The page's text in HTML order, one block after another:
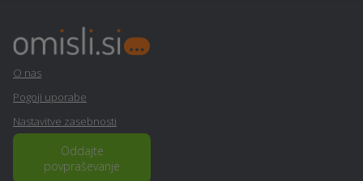
Najem tiskalnika - Semic
Šiviljstvo, krojaštvo in
vezenje - Semic
Nagrobni spomenik -
Semic
O nas
Pogoji uporabe
Nastavitve zasebnosti
Oddajte
povpraševanje